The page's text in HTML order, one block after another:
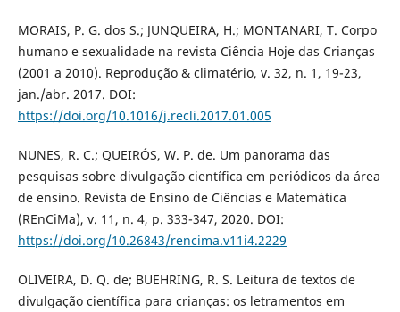
MORAIS, P. G. dos S.; JUNQUEIRA, H.; MONTANARI, T. Corpo
humano e sexualidade na revista Ciência Hoje das Crianças
(2001 a 2010). Reprodução & climatério, v. 32, n. 1, 19-23,
jan./abr. 2017. DOI:
https://doi.org/10.1016/j.recli.2017.01.005
NUNES, R. C.; QUEIRÓS, W. P. de. Um panorama das
pesquisas sobre divulgação científica em periódicos da área
de ensino. Revista de Ensino de Ciências e Matemática
(REnCiMa), v. 11, n. 4, p. 333-347, 2020. DOI:
https://doi.org/10.26843/rencima.v11i4.2229
OLIVEIRA, D. Q. de; BUEHRING, R. S. Leitura de textos de
divulgação científica para crianças: os letramentos em